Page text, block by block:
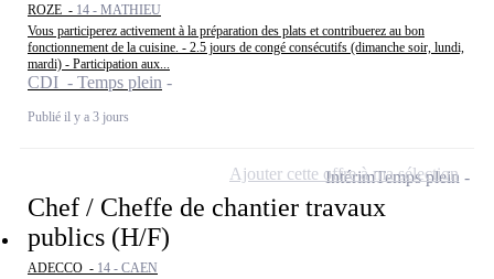
ROZE - 14 - MATHIEU
Vous participerez activement à la préparation des plats et contribuerez au bon
fonctionnement de la cuisine. - 2.5 jours de congé consécutifs (dimanche soir, lundi,
mardi) - Participation aux...
CDI - Temps plein
Publié il y a 3 jours
Chef / Cheffe de chantier travaux
publics (H/F)
ADECCO - 14 - CAEN
IntérimTemps plein
Ajouter cette offre à ma sélection